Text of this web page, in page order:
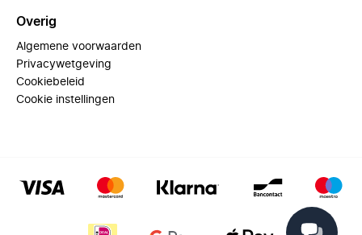
Overig
Algemene voorwaarden
Privacywetgeving
Cookiebeleid
Cookie instellingen